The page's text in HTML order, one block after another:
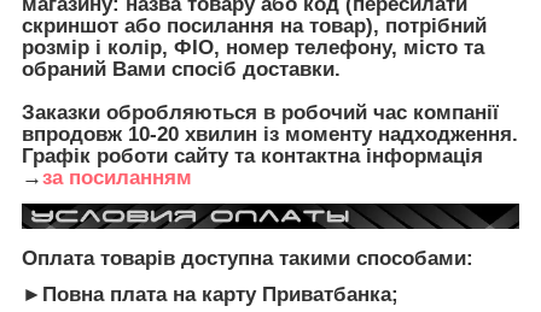
скриншот або посилання на товар), потрібний
розмір і колір, ФІО, номер телефону, місто та
обраний Вами спосіб доставки.
Заказки обробляються в робочий час компанії
впродовж 10-20 хвилин із моменту надходження.
Графік роботи сайту та контактна інформація
→за посиланням
Оплата товарів доступна такими способами:
►Повна плата на карту Приватбанка;